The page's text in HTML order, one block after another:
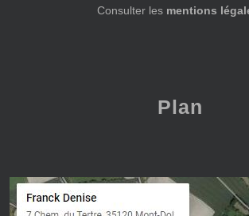
Consulter les mentions
Plan